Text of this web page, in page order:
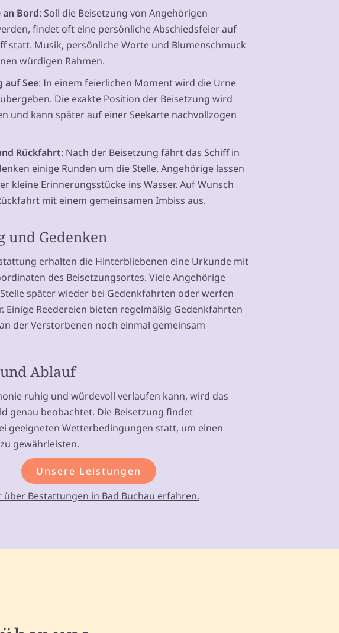
an Bord: Soll die Beisetzung von Angehörigen
findet oft eine persönliche Abschiedsfeier auf
statt. Musik, persönliche Worte und Blumenschmuck
würdigen Rahmen.
auf See: In einem feierlichen Moment wird die Urne
Die exakte Position der Beisetzung wird
und kann später auf einer Seekarte nachvollzogen
Rückfahrt: Nach der Beisetzung fährt das Schiff in
einige Runden um die Stelle. Angehörige lassen
kleine Erinnerungsstücke ins Wasser. Auf Wunsch
mit einem gemeinsamen Imbiss aus.
und Gedenken
erhalten die Hinterbliebenen eine Urkunde mit
des Beisetzungsortes. Viele Angehörige
später wieder bei Gedenkfahrten oder werfen
Einige Reedereien bieten regelmäßig Gedenkfahrten
der Verstorbenen noch einmal gemeinsam
Ablauf
ruhig und würdevoll verlaufen kann, wird das
genau beobachtet. Die Beisetzung findet
geeigneten Wetterbedingungen statt, um einen
gewährleisten.
Unsere Leistungen
über Bestattungen in Bad Buchau erfahren.